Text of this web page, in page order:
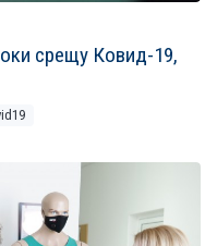
срещу Ковид-19,